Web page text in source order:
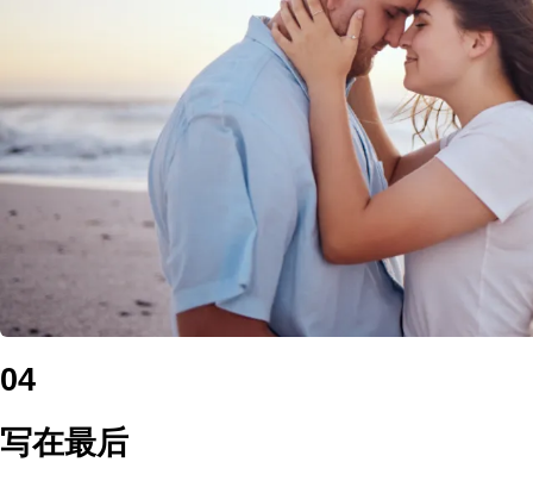
04
写在最后